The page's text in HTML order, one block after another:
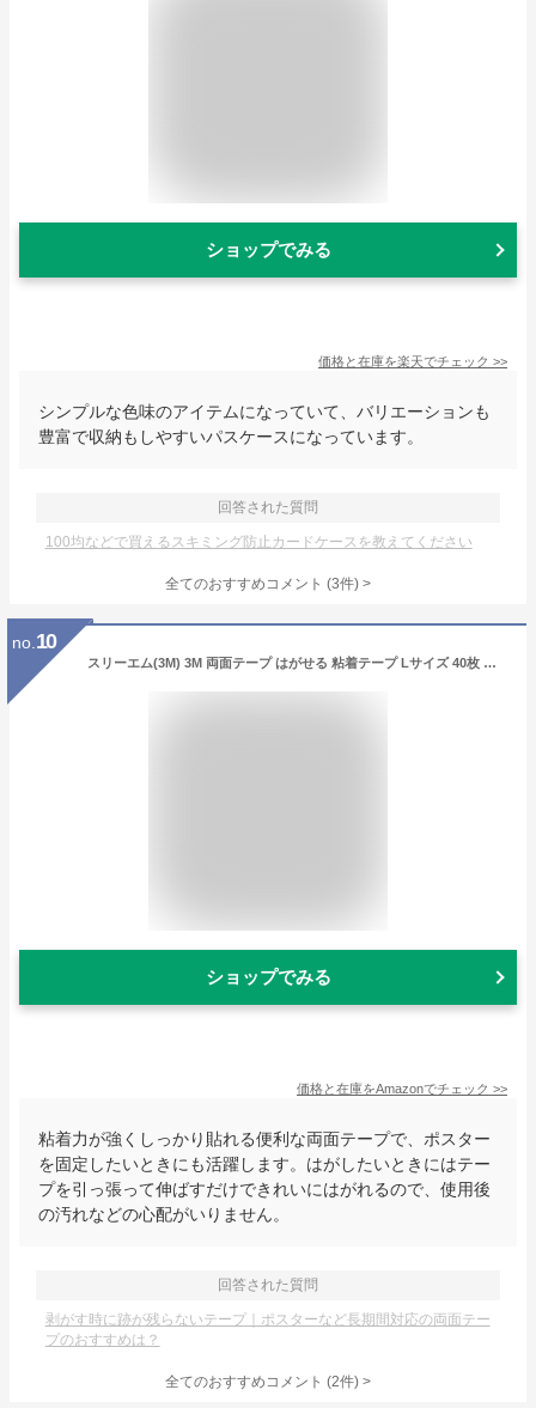
ショップでみる
価格と在庫を楽天でチェック >>
シンプルな色味のアイテムになっていて、バリエーションも
豊富で収納もしやすいパスケースになっています。
回答された質問
100均などで買えるスキミング防止カードケースを教えてください
全てのおすすめコメント (3件) >
no. 10
スリーエム(3M) 3M 両面テープ はがせる 粘着テープ Lサイズ 40枚 コマンド タブ CMR4-40
ショップでみる
価格と在庫をAmazonでチェック >>
粘着力が強くしっかり貼れる便利な両面テープで、ポスター
を固定したいときにも活躍します。はがしたいときにはテー
プを引っ張って伸ばすだけできれいにはがれるので、使用後
の汚れなどの心配がいりません。
回答された質問
剥がす時に跡が残らないテープ｜ポスターなど長期間対応の両面テー
プのおすすめは？
全てのおすすめコメント (2件) >